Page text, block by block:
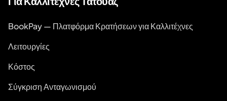
BookPay — Πλατφόρμα Κρατήσεων για Καλλιτέχνες
Λειτουργίες
Κόστος
Σύγκριση Ανταγωνισμού